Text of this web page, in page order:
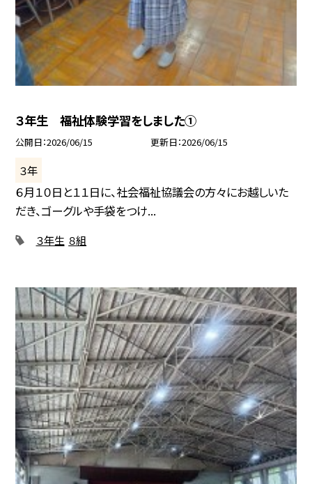
３年生 福祉体験学習をしました①
公開日 2026/06/15 更新日 2026/06/15
３年
６月１０日と１１日に、社会福祉協議会の方々にお越しいた
だき、ゴーグルや手袋をつけ...
３年生 ８組